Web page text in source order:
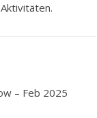
– Feb 2025